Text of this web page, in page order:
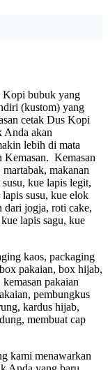
Kopi bubuk yang
(kustom) yang
cetak Dus Kopi
Anda akan
lebih di mata
Kemasan. Kemasan
makanan
kue lapis legit,
susu, kue elok
dari jogja, roti cake,
lapis sagu, kue
kaos, packaging
pakaian, box hijab,
pakaian
pembungkus
kardus hijab,
membuat cap
kami menawarkan